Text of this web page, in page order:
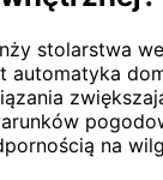
stolarstwa
na